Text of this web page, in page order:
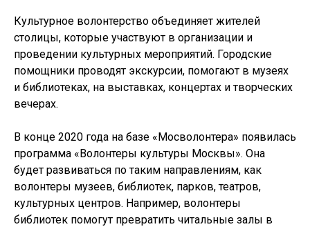
Культурное волонтерство объединяет жителей
столицы, которые участвуют в организации и
проведении культурных мероприятий. Городские
помощники проводят экскурсии, помогают в музеях
и библиотеках, на выставках, концертах и творческих
вечерах.
В конце 2020 года на базе «Мосволонтера» появилась
программа «Волонтеры культуры Москвы». Она
будет развиваться по таким направлениям, как
волонтеры музеев, библиотек, парков, театров,
культурных центров. Например, волонтеры
библиотек помогут превратить читальные залы в